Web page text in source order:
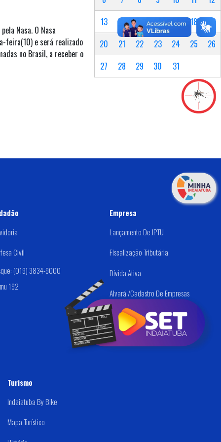
13
14 15 16 17 18
19
20
21 22 23 24 25
26
27
28 29 30 31
Nasa. O Nasa
feira(10) e será realizado
no Brasil, a receber o
Civil
(019) 3834-9000
192
Empresa
Lançamento De IPTU
Fiscalização Tributária
Dívida Ativa
Alvará /Cadastro De Empresas
Tesouraria - (PAGTO
FORNECEDORES)
Turismo
Indaiatuba By Bike
Mapa Turístico